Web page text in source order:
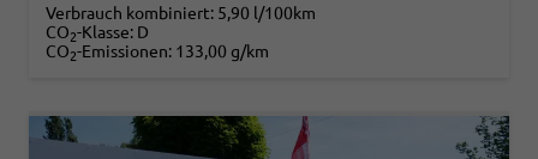
Verbrauch kombiniert: 5,90 l/100km
CO2-Klasse: D
CO2-Emissionen: 133,00 g/km